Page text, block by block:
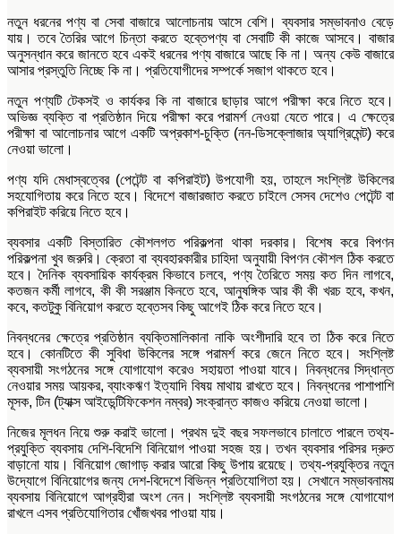
নতুন ধরনের পণ্য বা সেবা বাজারে আলোচনায় আসে বেশি। ব্যবসার সম্ভাবনাও বেড়ে
যায়। তবে তৈরির আগে চিন্তা করতে হব্তেপণ্য বা সেবাটি কী কাজে আসবে। বাজার
অনুসন্ধান করে জানতে হবে একই ধরনের পণ্য বাজারে আছে কি না। অন্য কেউ বাজারে
আসার প্রস্তুতি নিচ্ছে কি না। প্রতিযোগীদের সম্পর্কে সজাগ থাকতে হবে।
নতুন পণ্যটি টেকসই ও কার্যকর কি না বাজারে ছাড়ার আগে পরীক্ষা করে নিতে হবে।
অভিজ্ঞ ব্যক্তি বা প্রতিষ্ঠান দিয়ে পরীক্ষা করে পরামর্শ নেওয়া যেতে পারে। এ ক্ষেত্রে
পরীক্ষা বা আলোচনার আগে একটি অপ্রকাশ-চুক্তি (নন-ডিসক্লোজার অ্যাগ্রিমেন্ট) করে
নেওয়া ভালো।
পণ্য যদি মেধাস্বত্বের (পেটেন্ট বা কপিরাইট) উপযোগী হয়, তাহলে সংশ্লিষ্ট উকিলের
সহযোগিতায় করে নিতে হবে। বিদেশে বাজারজাত করতে চাইলে সেসব দেশেও পেটেন্ট বা
কপিরাইট করিয়ে নিতে হবে।
ব্যবসার একটি বিস্তারিত কৌশলগত পরিকল্পনা থাকা দরকার। বিশেষ করে বিপণন
পরিকল্পনা খুব জরুরি। ক্রেতা বা ব্যবহারকারীর চাহিদা অনুযায়ী বিপণন কৌশল ঠিক করতে
হবে। দৈনিক ব্যবসায়িক কার্যক্রম কিভাবে চলবে, পণ্য তৈরিতে সময় কত দিন লাগবে,
কতজন কর্মী লাগবে, কী কী সরঞ্জাম কিনতে হবে, আনুষঙ্গিক আর কী কী খরচ হবে, কখন,
কবে, কতটুকু বিনিয়োগ করতে হব্তেসব কিছু আগেই ঠিক করে নিতে হবে।
নিবন্ধনের ক্ষেত্রে প্রতিষ্ঠান ব্যক্তিমালিকানা নাকি অংশীদারি হবে তা ঠিক করে নিতে
হবে। কোনটিতে কী সুবিধা উকিলের সঙ্গে পরামর্শ করে জেনে নিতে হবে। সংশ্লিষ্ট
ব্যবসায়ী সংগঠনের সঙ্গে যোগাযোগ করেও সহায়তা পাওয়া যাবে। নিবন্ধনের সিদ্ধান্ত
নেওয়ার সময় আয়কর, ব্যাংকঋণ ইত্যাদি বিষয় মাথায় রাখতে হবে। নিবন্ধনের পাশাপাশি
মূসক, টিন (ট্যাক্স আইডেন্টিফিকেশন নম্বর) সংক্রান্ত কাজও করিয়ে নেওয়া ভালো।
নিজের মূলধন নিয়ে শুরু করাই ভালো। প্রথম দুই বছর সফলভাবে চালাতে পারলে তথ্য-
প্রযুক্তি ব্যবসায় দেশি-বিদেশি বিনিয়োগ পাওয়া সহজ হয়। তখন ব্যবসার পরিসর দ্রুত
বাড়ানো যায়। বিনিয়োগ জোগাড় করার আরো কিছু উপায় রয়েছে। তথ্য-প্রযুক্তির নতুন
উদ্যোগে বিনিয়োগের জন্য দেশ-বিদেশে বিভিন্ন প্রতিযোগিতা হয়। সেখানে সম্ভাবনাময়
ব্যবসায় বিনিয়োগে আগ্রহীরা অংশ নেন। সংশ্লিষ্ট ব্যবসায়ী সংগঠনের সঙ্গে যোগাযোগ
রাখলে এসব প্রতিযোগিতার খোঁজখবর পাওয়া যায়।